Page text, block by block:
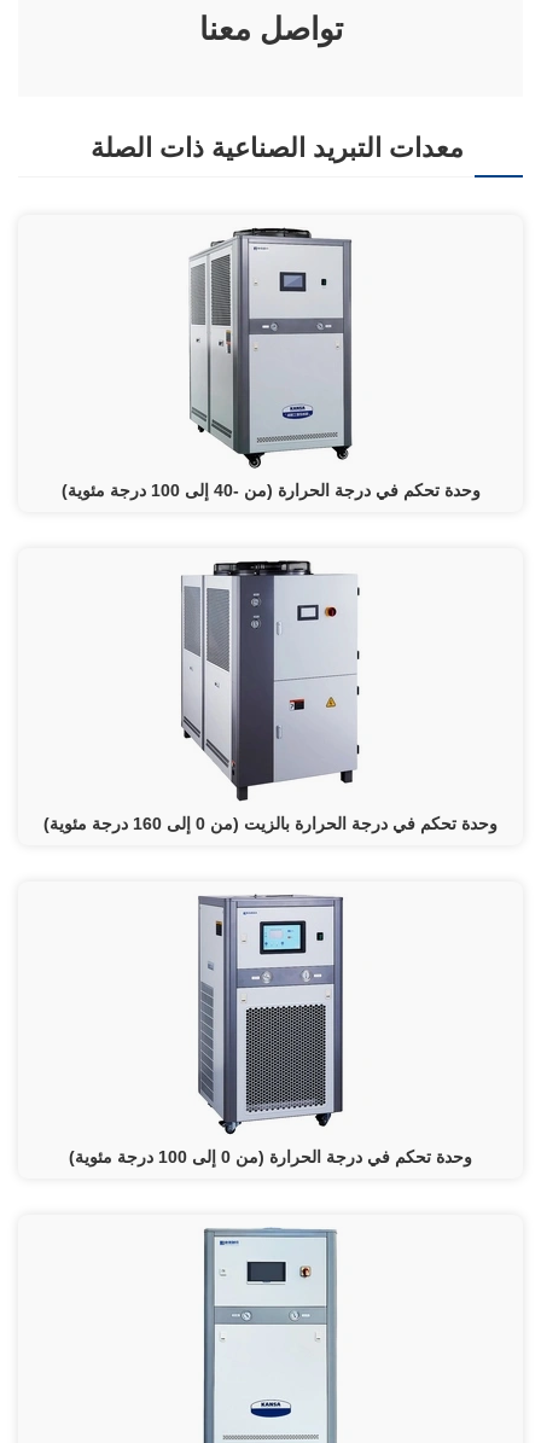
تواصل معنا
معدات التبريد الصناعية ذات الصلة
وحدة تحكم في درجة الحرارة (من -40 إلى 100 درجة مئوية)
وحدة تحكم في درجة الحرارة بالزيت (من 0 إلى 160 درجة مئوية)
وحدة تحكم في درجة الحرارة (من 0 إلى 100 درجة مئوية)